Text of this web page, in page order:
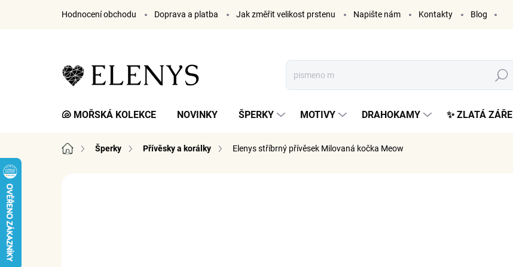
Hodnocení obchodu Doprava a platba Jak změřit velikost prstenu Napište nám Kontakty Blog
Hledat
🐚 MOŘSKÁ KOLEKCE NOVINKY ŠPERKY MOTIVY DRAHOKAMY ✨ ZLATÁ ZÁŘE
Domů Šperky Přívěsky a korálky Elenys stříbrný přívěsek Milovaná kočka Meow